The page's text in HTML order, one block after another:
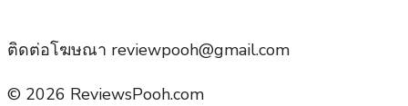
ติดต่อโฆษณา reviewpooh@gmail.com
© 2026 ReviewsPooh.com